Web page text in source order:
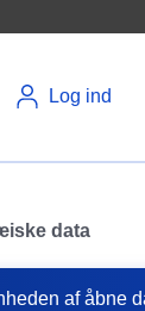
Log ind
data
af åbne